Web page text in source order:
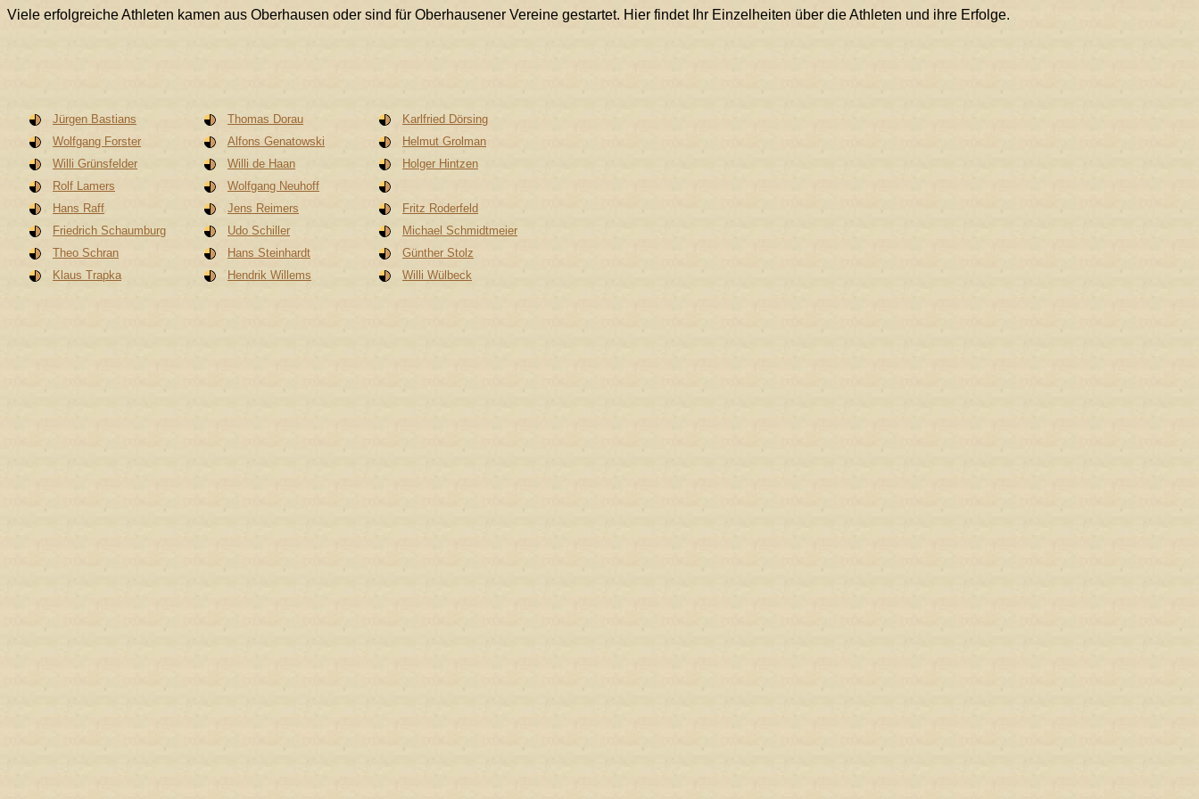
Viele erfolgreiche Athleten kamen aus Oberhausen oder sind für Oberhausener Vereine gestartet. Hier findet Ihr Einzelheiten über die Athleten und ihre Erfolge.
Jürgen Bastians Thomas Dorau
Karlfried Dörsing
Wolfgang Forster
Alfons Genatowski
Helmut Grolman
Willi Grünsfelder
Willi de Haan
Holger Hintzen
Rolf Lamers
Wolfgang Neuhoff
Hans Raff
Jens Reimers
Fritz Roderfeld
Friedrich Schaumburg
Udo Schiller
Michael Schmidtmeier
Theo Schran
Hans Steinhardt
Günther Stolz
Klaus Trapka
Hendrik Willems Willi Wülbeck